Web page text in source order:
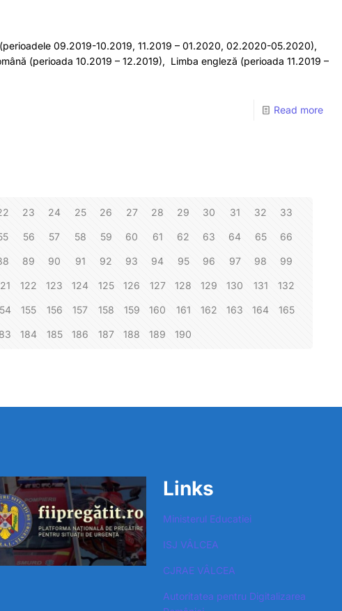
09.2019-10.2019, 11.2019 – 01.2020, 02.2020-05.2020),
(perioada 10.2019 – 12.2019), Limba engleză (perioada 11.2019 –
Read more
23 24 25 26 27 28 29 30 31 32 33
56 57 58 59 60 61 62 63 64 65 66
89 90 91 92 93 94 95 96 97 98 99
122 123 124 125 126 127 128 129 130 131 132
155 156 157 158 159 160 161 162 163 164 165
184 185 186 187 188 189 190
Links
Ministerul Educatiei
ISJ VÂLCEA
CJRAE VÂLCEA
Autoritatea pentru Digitalizarea